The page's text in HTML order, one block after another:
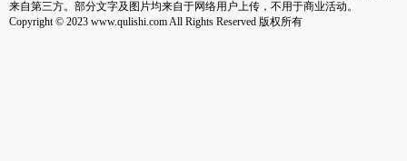
来自第三方。部分文字及图片均来自于网络用户上传，不用于商业活动。
Copyright © 2023 www.qulishi.com All Rights Reserved 版权所有